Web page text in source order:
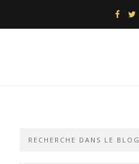
RECHERCHE DANS LE BLOG